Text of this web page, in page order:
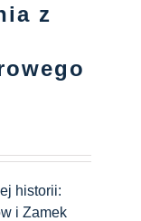
z
historii:
i Zamek